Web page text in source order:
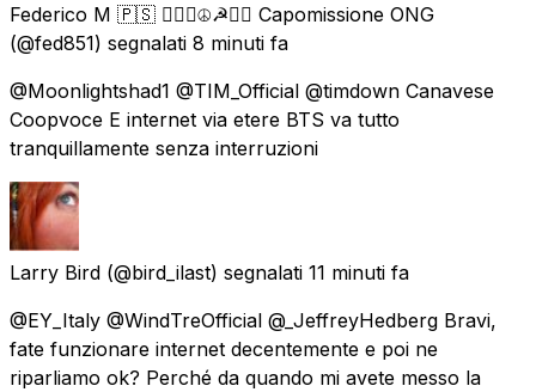
Federico M 🇵🇸 ✊🏿🌈☮️☭🏴‍☠️ Capomissione ONG
(@fed851) segnalati 8 minuti fa
@Moonlightshad1 @TIM_Official @timdown Canavese
Coopvoce E internet via etere BTS va tutto
tranquillamente senza interruzioni
Larry Bird (@bird_ilast) segnalati 11 minuti fa
@EY_Italy @WindTreOfficial @_JeffreyHedberg Bravi,
fate funzionare internet decentemente e poi ne
riparliamo ok? Perché da quando mi avete messo la